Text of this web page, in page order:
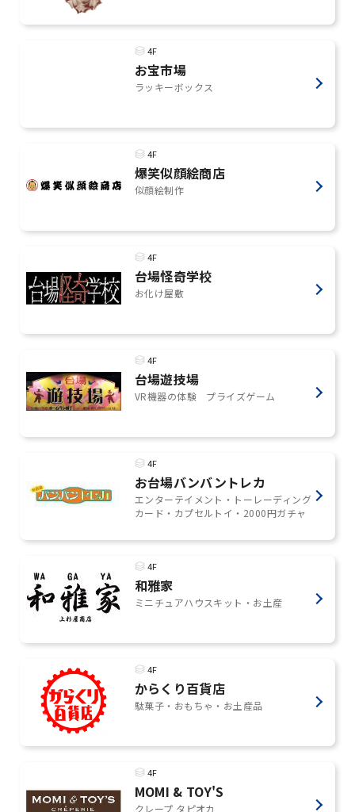
4F
お宝市場
ラッキーボックス
4F
爆笑似顔絵商店
似顔絵制作
4F
台場怪奇学校
お化け屋敷
4F
台場遊技場
VR機器の体験 プライズゲーム
4F
お台場バンバントレカ
エンターテイメント・トーレーディング
カード・カプセルトイ・2000円ガチャ
4F
和雅家
ミニチュアハウスキット・お土産
4F
からくり百貨店
駄菓子・おもちゃ・お土産品
4F
MOMI & TOY'S
クレープ タピオカ